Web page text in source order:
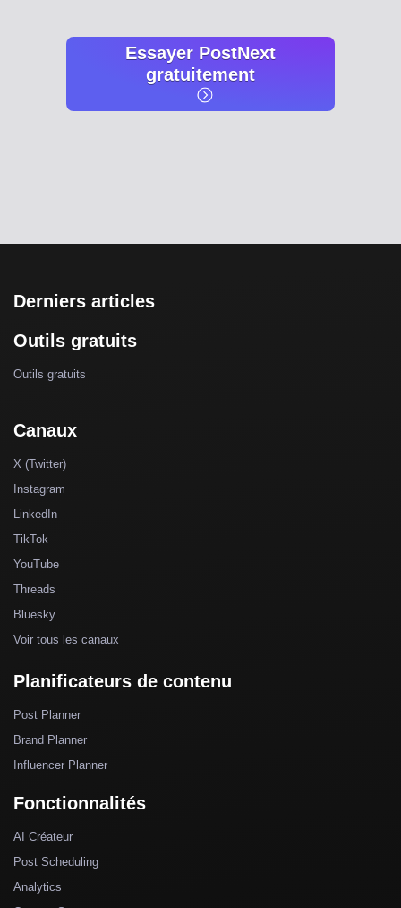
Essayer PostNext
gratuitement
Derniers articles
Outils gratuits
Outils gratuits
Canaux
X (Twitter)
Instagram
LinkedIn
TikTok
YouTube
Threads
Bluesky
Voir tous les canaux
Planificateurs de contenu
Post Planner
Brand Planner
Influencer Planner
Fonctionnalités
AI Créateur
Post Scheduling
Analytics